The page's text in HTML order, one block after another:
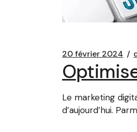
20 février 2024
Le marketing
d’aujourd’hui.